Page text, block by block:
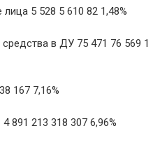
5 528 5 610 82 1,48%
в ДУ 75 471 76 569 1
167 7,16%
891 213 318 307 6,96%